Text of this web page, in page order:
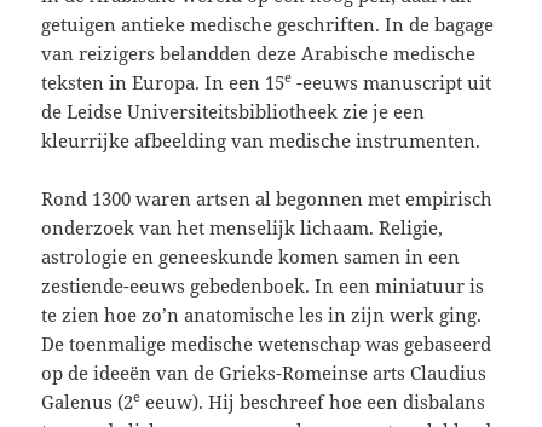
getuigen antieke medische geschriften. In de bagage
van reizigers belandden deze Arabische medische
teksten in Europa. In een 15e -eeuws manuscript uit
de Leidse Universiteitsbibliotheek zie je een
kleurrijke afbeelding van medische instrumenten.
Rond 1300 waren artsen al begonnen met empirisch
onderzoek van het menselijk lichaam. Religie,
astrologie en geneeskunde komen samen in een
zestiende-eeuws gebedenboek. In een miniatuur is
te zien hoe zo’n anatomische les in zijn werk ging.
De toenmalige medische wetenschap was gebaseerd
op de ideeën van de Grieks-Romeinse arts Claudius
Galenus (2e eeuw). Hij beschreef hoe een disbalans